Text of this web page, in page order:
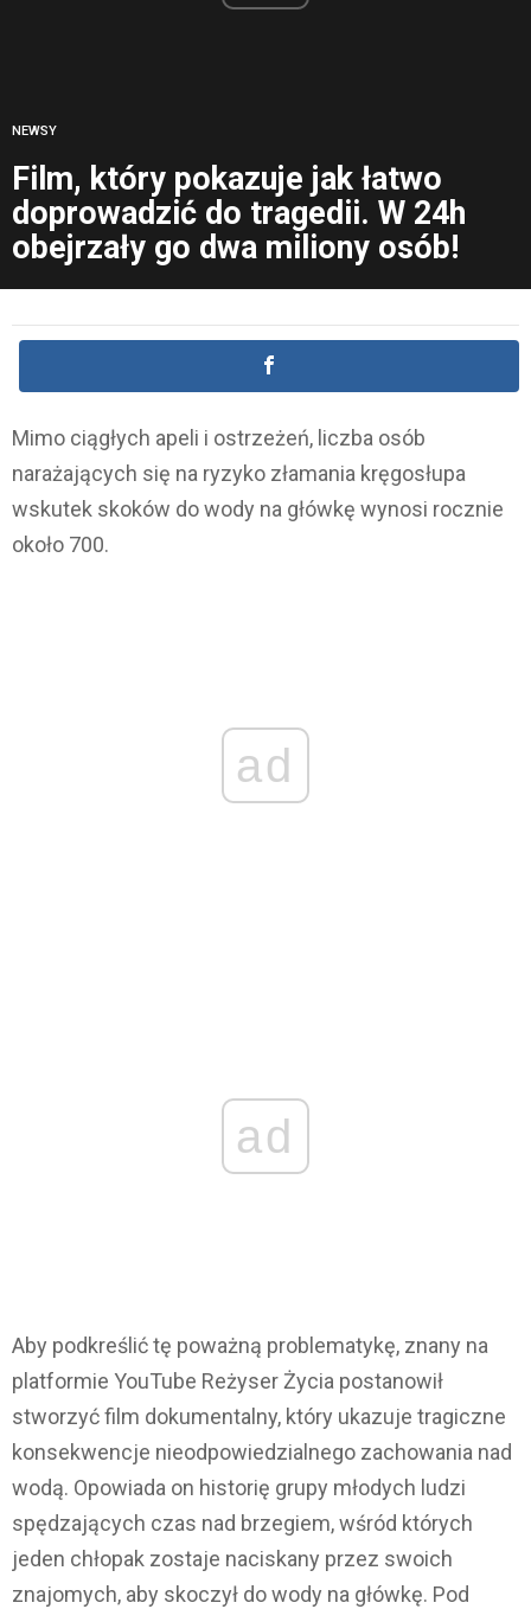
NEWSY
Film, który pokazuje jak łatwo
doprowadzić do tragedii. W 24h
obejrzały go dwa miliony osób!
Mimo ciągłych apeli i ostrzeżeń, liczba osób
narażających się na ryzyko złamania kręgosłupa
wskutek skoków do wody na główkę wynosi rocznie
około 700.
ad
ad
Aby podkreślić tę poważną problematykę, znany na
platformie YouTube Reżyser Życia postanowił
stworzyć film dokumentalny, który ukazuje tragiczne
konsekwencje nieodpowiedzialnego zachowania nad
wodą. Opowiada on historię grupy młodych ludzi
spędzających czas nad brzegiem, wśród których
jeden chłopak zostaje naciskany przez swoich
znajomych, aby skoczył do wody na główkę. Pod